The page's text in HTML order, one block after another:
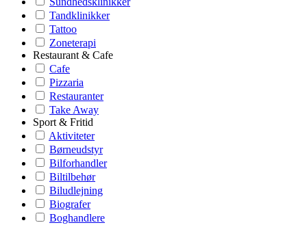
Tandklinikker
Tattoo
Zoneterapi
Restaurant & Cafe
Cafe
Pizzaria
Restauranter
Take Away
Sport & Fritid
Aktiviteter
Børneudstyr
Bilforhandler
Biltilbehør
Biludlejning
Biografer
Boghandlere